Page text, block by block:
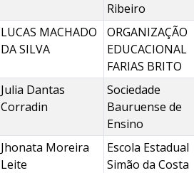
Ribeiro
LUCAS MACHADO
DA SILVA
ORGANIZAÇÃO
EDUCACIONAL
FARIAS BRITO
Julia Dantas
Corradin
Sociedade
Bauruense de
Ensino
Jhonata Moreira
Leite
Escola Estadual
Simão da Costa